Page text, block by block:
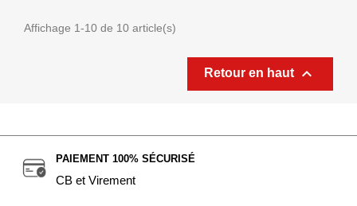
Affichage 1-10 de 10 article(s)
Retour en haut 
PAIEMENT 100% SÉCURISÉ
CB et Virement